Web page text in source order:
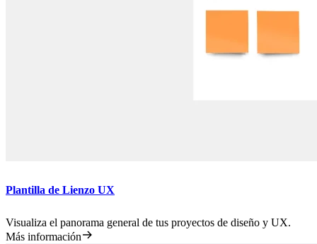
Plantilla de Lienzo UX
Visualiza el panorama general de tus proyectos de diseño y UX.
Más información